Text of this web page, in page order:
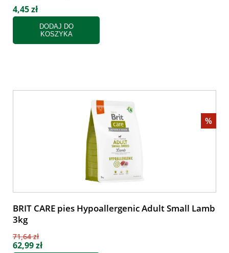
4,45 zł
DODAJ DO
KOSZYKA
%
BRIT CARE pies Hypoallergenic Adult Small Lamb
3kg
71,64 zł
62,99 zł